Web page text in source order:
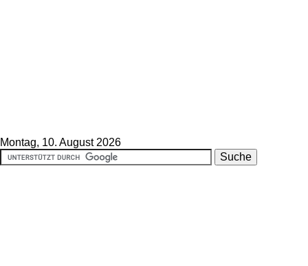
Montag, 10. August 2026